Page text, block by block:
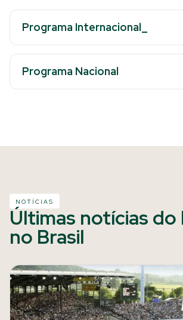
Programa Internacional_
Programa Nacional
NOTÍCIAS
Últimas notícias do
no Brasil